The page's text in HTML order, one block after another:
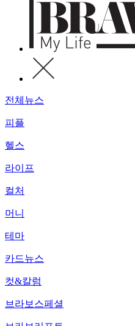
전체뉴스
피플
헬스
라이프
컬처
머니
테마
카드뉴스
컷&칼럼
브라보스페셜